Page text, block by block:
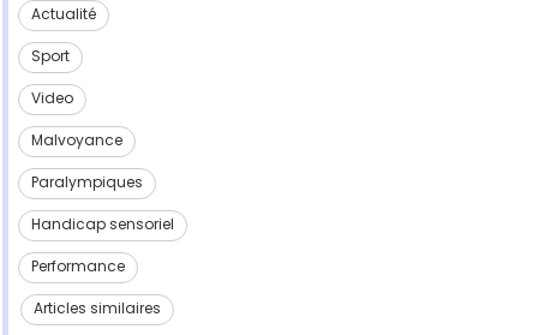
Actualité
Sport
Video
Malvoyance
Paralympiques
Handicap sensoriel
Performance
Articles similaires